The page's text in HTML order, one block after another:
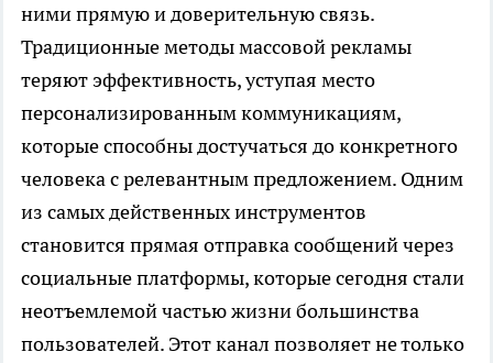
ними прямую и доверительную связь.
Традиционные методы массовой рекламы
теряют эффективность, уступая место
персонализированным коммуникациям,
которые способны достучаться до конкретного
человека с релевантным предложением. Одним
из самых действенных инструментов
становится прямая отправка сообщений через
социальные платформы, которые сегодня стали
неотъемлемой частью жизни большинства
пользователей. Этот канал позволяет не только